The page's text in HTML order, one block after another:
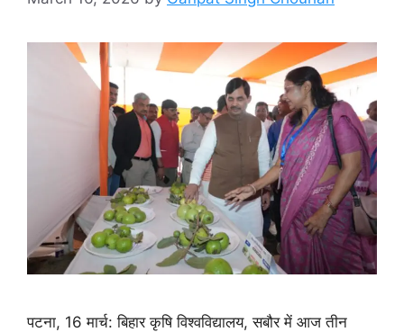
पटना, 16 मार्च: बिहार कृषि विश्वविद्यालय, सबौर में आज तीन